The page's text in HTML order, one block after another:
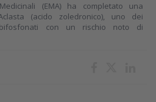
(EMA) ha completato una
(acido zoledronico), uno dei
con un rischio noto di